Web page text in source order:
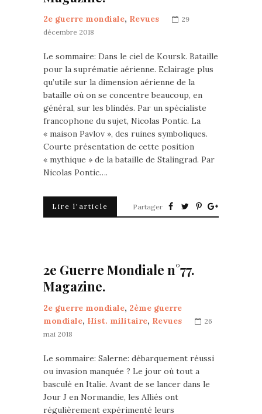
2e guerre mondiale, Revues
29
décembre 2018
Le sommaire: Dans le ciel de Koursk. Bataille
pour la suprématie aérienne. Eclairage plus
qu’utile sur la dimension aérienne de la
bataille où on se concentre beaucoup, en
général, sur les blindés. Par un spécialiste
francophone du sujet, Nicolas Pontic. La
« maison Pavlov », des ruines symboliques.
Courte présentation de cette position
« mythique » de la bataille de Stalingrad. Par
Nicolas Pontic….
Lire l'article Partager
2e Guerre Mondiale n°77.
Magazine.
2e guerre mondiale, 2ème guerre
mondiale, Hist. militaire, Revues
26
mai 2018
Le sommaire: Salerne: débarquement réussi
ou invasion manquée ? Le jour où tout a
basculé en Italie. Avant de se lancer dans le
Jour J en Normandie, les Alliés ont
régulièrement expérimenté leurs